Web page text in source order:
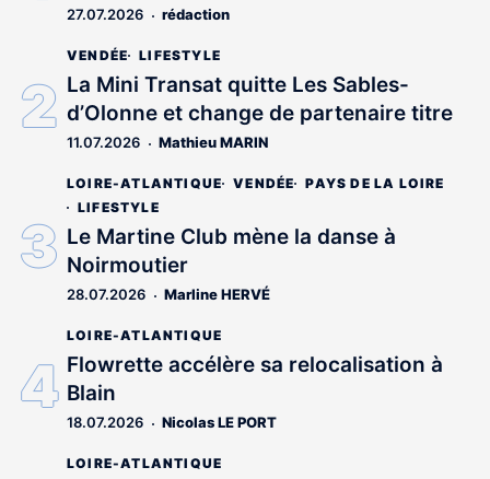
27.07.2026 rédaction
VENDÉE LIFESTYLE
La Mini Transat quitte Les Sables-
d’Olonne et change de partenaire titre
11.07.2026 Mathieu MARIN
LOIRE-ATLANTIQUE VENDÉE
PAYS DE LA LOIRE
LIFESTYLE
Le Martine Club mène la danse à
Noirmoutier
28.07.2026 Marline HERVÉ
LOIRE-ATLANTIQUE
Flowrette accélère sa relocalisation à
Blain
18.07.2026 Nicolas LE PORT
LOIRE-ATLANTIQUE